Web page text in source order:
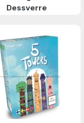
Dessverre